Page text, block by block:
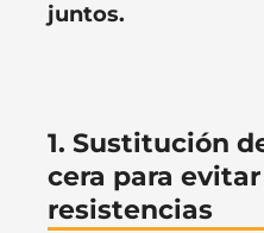
juntos.
1. Sustitución
cera para
resistencias